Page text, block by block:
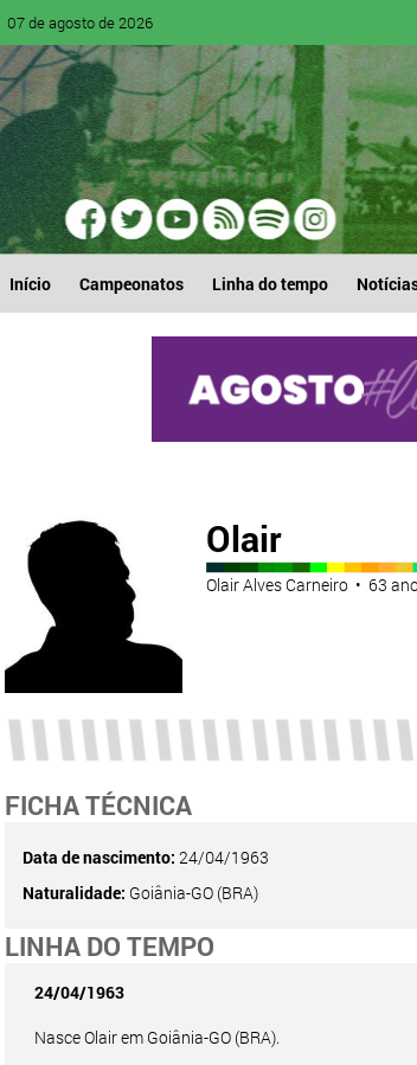
07 de agosto de 2026
Início Campeonatos Linha do tempo
Olair
Olair Alves Carneiro • 63
FICHA TÉCNICA
Data de nascimento: 24/04/1963
Naturalidade: Goiânia-GO (BRA)
LINHA DO TEMPO
24/04/1963
Nasce Olair em Goiânia-GO (BRA).